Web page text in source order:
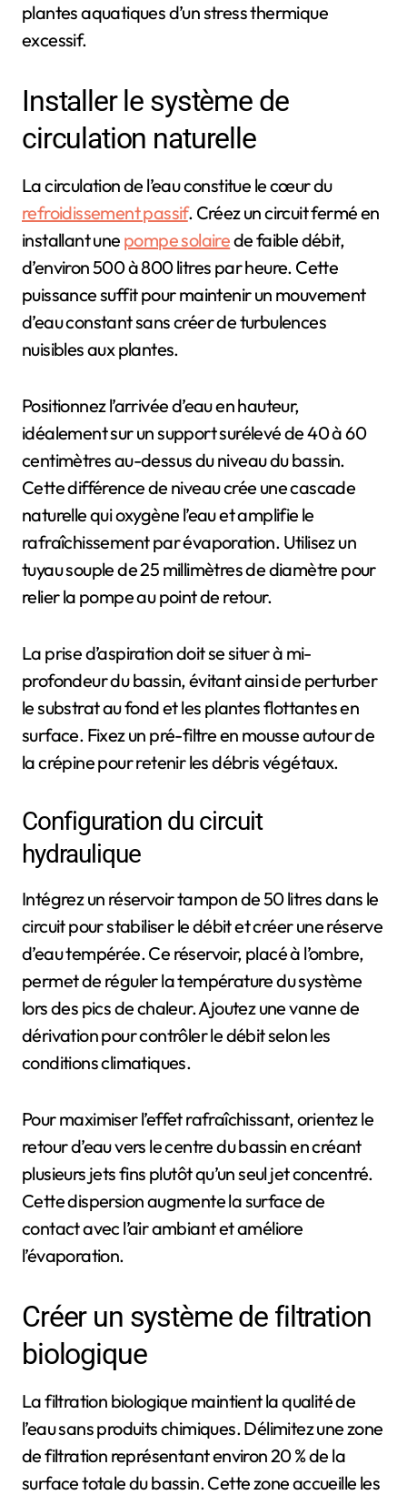
plantes aquatiques d’un stress thermique
excessif.
Installer le système de
circulation naturelle
La circulation de l’eau constitue le cœur du
refroidissement passif. Créez un circuit fermé en
installant une pompe solairede faible débit,
d’environ 500 à 800 litres par heure. Cette
puissance suffit pour maintenir un mouvement
d’eau constant sans créer de turbulences
nuisibles aux plantes.
Positionnez l’arrivée d’eau en hauteur,
idéalement sur un support surélevé de 40 à 60
centimètres au-dessus du niveau du bassin.
Cette différence de niveau crée une cascade
naturelle qui oxygène l’eau et amplifie le
rafraîchissement par évaporation. Utilisez un
tuyau souple de 25 millimètres de diamètre pour
relier la pompe au point de retour.
La prise d’aspiration doit se situer à mi-
profondeur du bassin, évitant ainsi de perturber
le substrat au fond et les plantes flottantes en
surface. Fixez un pré-filtre en mousse autour de
la crépine pour retenir les débris végétaux.
Configuration du circuit
hydraulique
Intégrez un réservoir tampon de 50 litres dans le
circuit pour stabiliser le débit et créer une réserve
d’eau tempérée. Ce réservoir, placé à l’ombre,
permet de réguler la température du système
lors des pics de chaleur. Ajoutez une vanne de
dérivation pour contrôler le débit selon les
conditions climatiques.
Pour maximiser l’effet rafraîchissant, orientez le
retour d’eau vers le centre du bassin en créant
plusieurs jets fins plutôt qu’un seul jet concentré.
Cette dispersion augmente la surface de
contact avec l’air ambiant et améliore
l’évaporation.
Créer un système de filtration
biologique
La filtration biologique maintient la qualité de
l’eau sans produits chimiques. Délimitez une zone
de filtration représentant environ 20 % de la
surface totale du bassin. Cette zone accueille les